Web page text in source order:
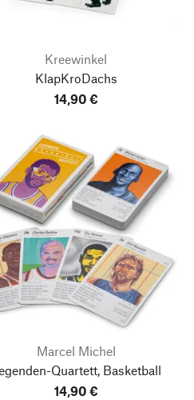
Kreewinkel
KlapKroDachs
14,90 €
Marcel Michel
Quartett, Basketball
14,90 €